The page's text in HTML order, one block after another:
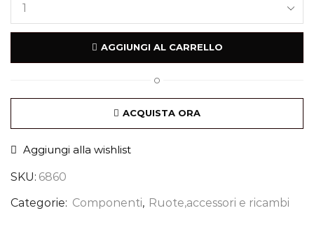
AGGIUNGI AL CARRELLO
O
ACQUISTA ORA
Aggiungi alla wishlist
SKU: 6860
Categorie: Componenti, Ruote,accessori e ricambi